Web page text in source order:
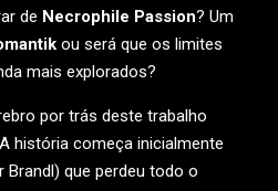
de Necrophile Passion? Um
ou será que os limites
mais explorados?
por trás deste trabalho
história começa inicialmente
que perdeu todo o